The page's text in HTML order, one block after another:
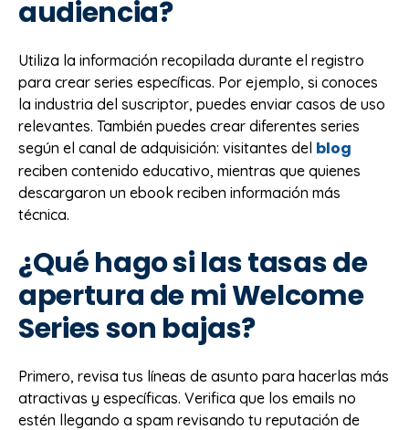
audiencia?
Utiliza la información recopilada durante el registro
para crear series específicas. Por ejemplo, si conoces
la industria del suscriptor, puedes enviar casos de uso
relevantes. También puedes crear diferentes series
según el canal de adquisición: visitantes del blog
reciben contenido educativo, mientras que quienes
descargaron un ebook reciben información más
técnica.
¿Qué hago si las tasas de
apertura de mi Welcome
Series son bajas?
Primero, revisa tus líneas de asunto para hacerlas más
atractivas y específicas. Verifica que los emails no
estén llegando a spam revisando tu reputación de